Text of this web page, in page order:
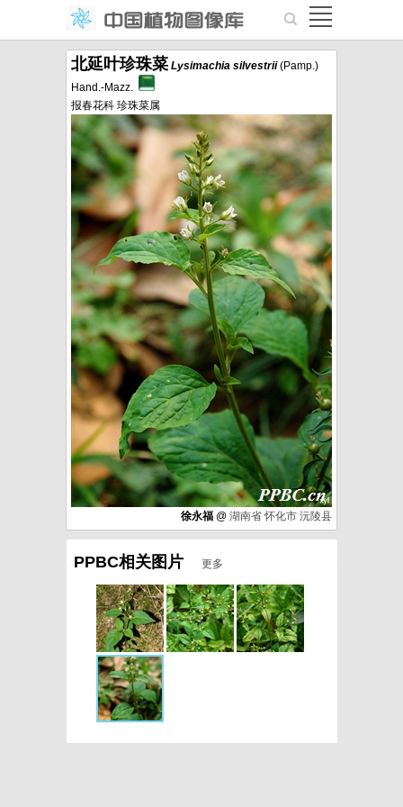
北延叶珍珠菜 Lysimachia silvestrii(Pamp.)
Hand.-Mazz.
报春花科 珍珠菜属
徐永福 @ 湖南省 怀化市 沅陵县
PPBC相关图片 更多